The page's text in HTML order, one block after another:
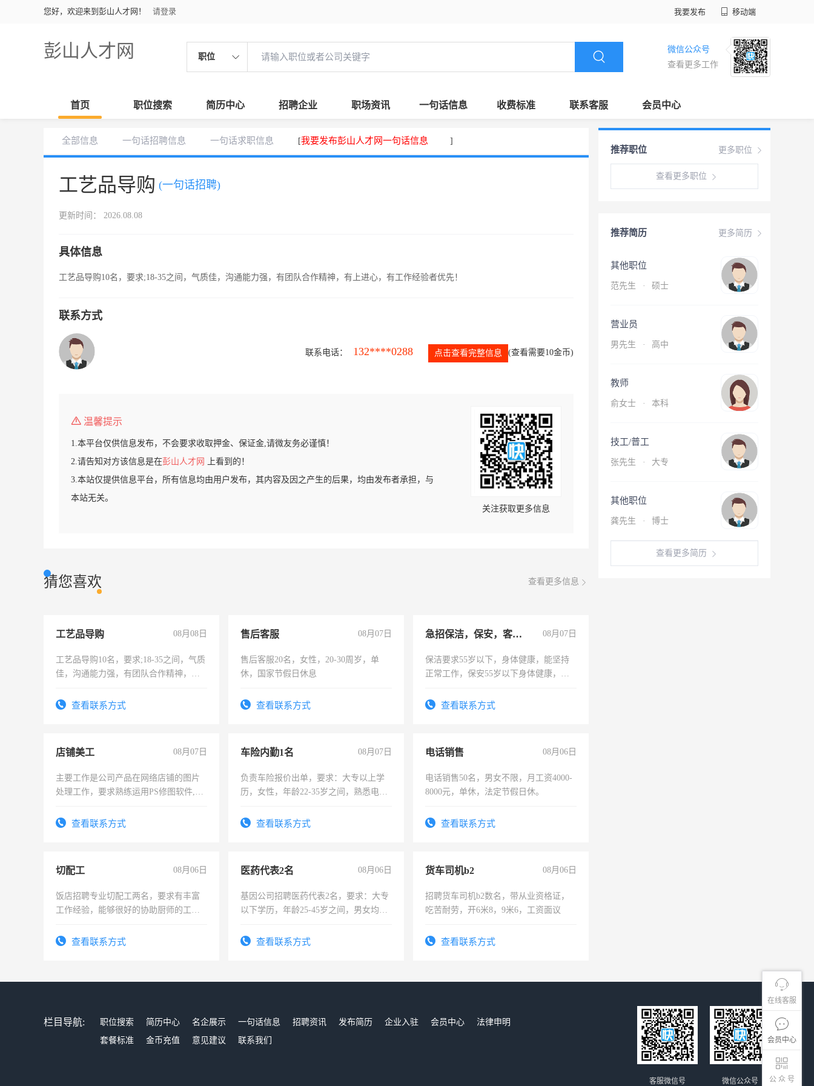
您好，欢迎来到彭山人才网！ 请登录 我要发布 移动端
彭山人才网 职位
微信公众号
查看更多工作
首页 职位搜索 简历中心 招聘企业 职场资讯 一句话信息 收费标准 联系客服 会员中心
在线客服
会员中心
公 众 号
全部信息 一句话招聘信息 一句话求职信息 [我要发布彭山人才网一句话信息 ]
工艺品导购 (一句话招聘)
更新时间： 2026.08.08
具体信息
工艺品导购10名，要求;18-35之间，气质佳，沟通能力强，有团队合作精神，有上进心，有工作经验者优先！
联系方式
联系电话： 132****0288 点击查看完整信息 (查看需要10金币)
温馨提示
1.本平台仅供信息发布，不会要求收取押金、保证金,请微友务必谨慎！
2.请告知对方该信息是在彭山人才网
上看到的！
3.本站仅提供信息平台，所有信息均由用户发布，其内容及因之产生的后果，均由发布者承担，与
本站无关。
关注获取更多信息
猜您喜欢 查看更多信息
工艺品导购 08月08日
工艺品导购10名，要求;18-35之间，气质
佳，沟通能力强，有团队合作精神，有
查看联系方式
售后客服 08月07日
售后客服20名，女性，20-30周岁，单
休，国家节假日休息
查看联系方式
急招保洁，保安，客服，工程 08月07日
保洁要求55岁以下，身体健康，能坚持
正常工作，保安55岁以下身体健康，有
录，客服要求45岁以下高中以上文化，
查看联系方式
店铺美工 08月07日
主要工作是公司产品在网络店铺的图片
处理工作，要求熟练运用PS修图软件,工
查看联系方式
车险内勤1名 08月07日
负责车险报价出单，要求：大专以上学
历，女性，年龄22-35岁之间，熟悉电脑
试用期1-3个月，转正后交纳五险，
查看联系方式
电话销售 08月06日
电话销售50名，男女不限，月工资4000-
8000元，单休，法定节假日休。
查看联系方式
切配工 08月06日
饭店招聘专业切配工两名，要求有丰富
工作经验，能够很好的协助厨师的工
4500。查看联系方式
医药代表2名 08月06日
基因公司招聘医药代表2名，要求：大专
以下学历，年龄25-45岁之间，男女均
表或者有医学资质的优先，底薪+绩效，
查看联系方式
货车司机b2 08月06日
招聘货车司机b2数名，带从业资格证，
吃苦耐劳，开6米8，9米6，工资面议
查看联系方式
更多职位
推荐职位
查看更多职位
更多简历
推荐简历
其他职位
范先生 · 硕士
营业员
男先生 · 高中
教师
俞女士 · 本科
技工/普工
张先生 · 大专
其他职位
龚先生 · 博士
查看更多简历
栏目导航: 职位搜索 简历中心 名企展示 一句话信息 招聘资讯 发布简历 企业入驻 会员中心
法律申明
套餐标准
金币充值 意见建议 联系我们
微信公众号
客服微信号